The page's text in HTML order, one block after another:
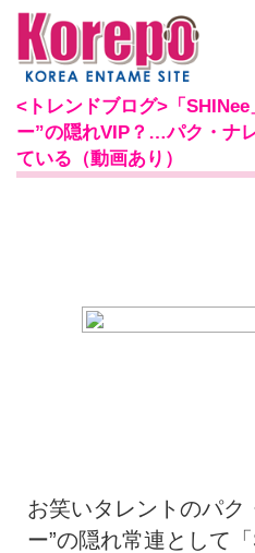
<トレンドブログ>「
ー”の隠れVIP？…パク・ナ
ている（動画あり）
お笑いタレントのパク
ー”の隠れ常連として